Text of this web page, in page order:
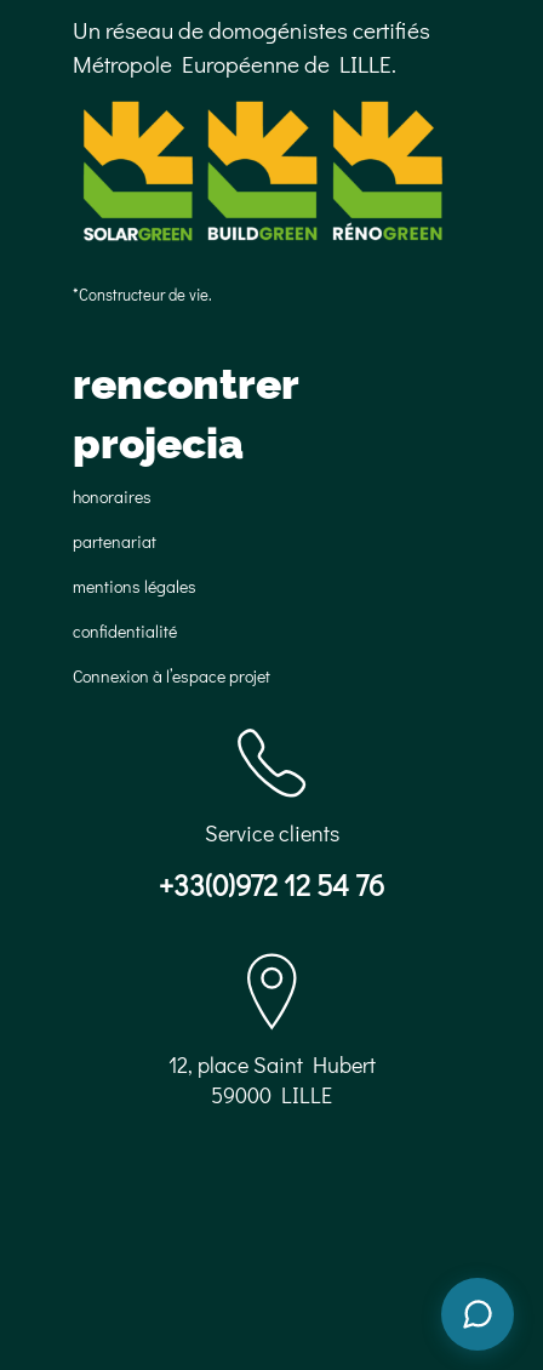
Un réseau de domogénistes certifiés
Métropole Européenne de LILLE.
*Constructeur de vie.
rencontrer
projecia
honoraires
partenariat
mentions légales
confidentialité
Connexion à l’espace projet
Service clients
+33(0)972 12 54 76
12, place Saint Hubert
59000 LILLE